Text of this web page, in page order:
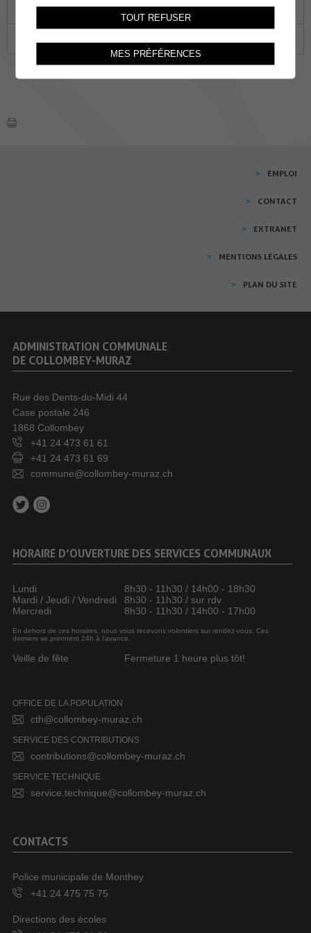
23 24 25 26 27
EMPLOI
CONTACT
EXTRANET
MENTIONS LÉGALES
PLAN DU SITE
ADMINISTRATION COMMUNALE
DE COLLOMBEY-MURAZ
Rue des Dents-du-Midi 44
Case postale 246
1868 Collombey
+41 24 473 61 61
+41 24 473 61 69
commune@collombey-muraz.ch
HORAIRE D’OUVERTURE DES SERVICES COMMUNAUX
Lundi
8h30 - 11h30 / 14h00 - 18h30
Mardi / Jeudi / Vendredi
8h30 - 11h30 / sur rdv
Mercredi
8h30 - 11h30 / 14h00 - 17h00
En dehors de ces horaires, nous vous recevons volontiers sur rendez-vous. Ces
derniers se prennent 24h à l’avance.
Veille de fête Fermeture 1 heure plus tôt!
OFFICE DE LA POPULATION
cth@collombey-muraz.ch
SERVICE DES CONTRIBUTIONS
contributions@collombey-muraz.ch
SERVICE TECHNIQUE
service.technique@collombey-muraz.ch
CONTACTS
Police municipale de Monthey
+41 24 475 75 75
Directions des écoles
TOUT REFUSER
MES PRÉFÉRENCES